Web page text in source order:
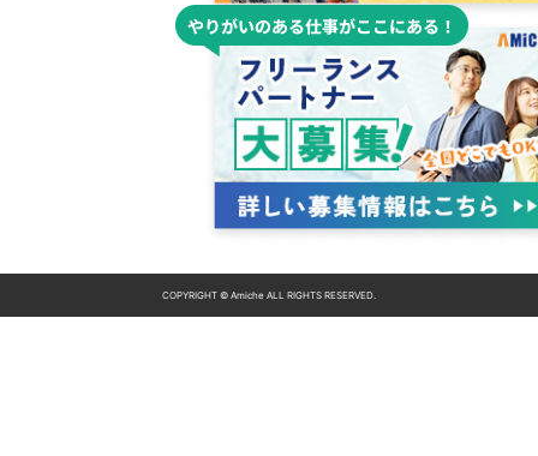
COPYRIGHT © Amiche ALL RIGHTS RESERVED.